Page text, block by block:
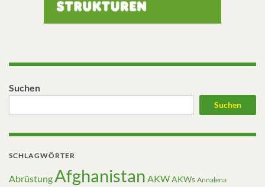
Suchen
Suchen
SCHLAGWÖRTER
AbrüstungAfghanistan AKWAKWs Annalena